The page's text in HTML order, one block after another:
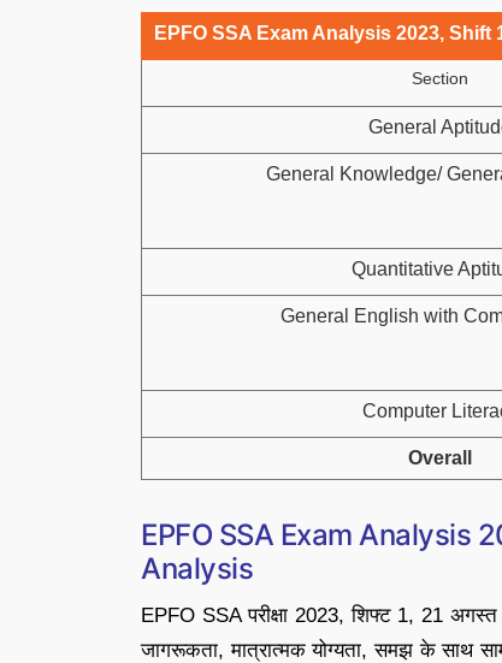
EPFO SSA Exam Analysis 2023,
Section
General
General Knowledge/
Quantitative
General English with
Computer
Overall
EPFO SSA Exam Analysis
Analysis
EPFO SSA परीक्षा 2023, शिफ्ट 1, 21 अगस्त
जागरूकता, मात्रात्मक योग्यता, समझ के साथ